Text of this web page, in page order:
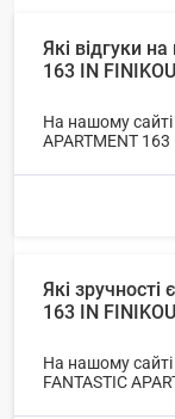
Які відгуки
163 IN
На нашому сайті
APARTMENT 163
Які зручності
163 IN
На нашому сайті
FANTASTIC